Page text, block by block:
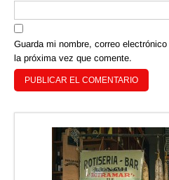
Guarda mi nombre, correo
la próxima vez que comente.